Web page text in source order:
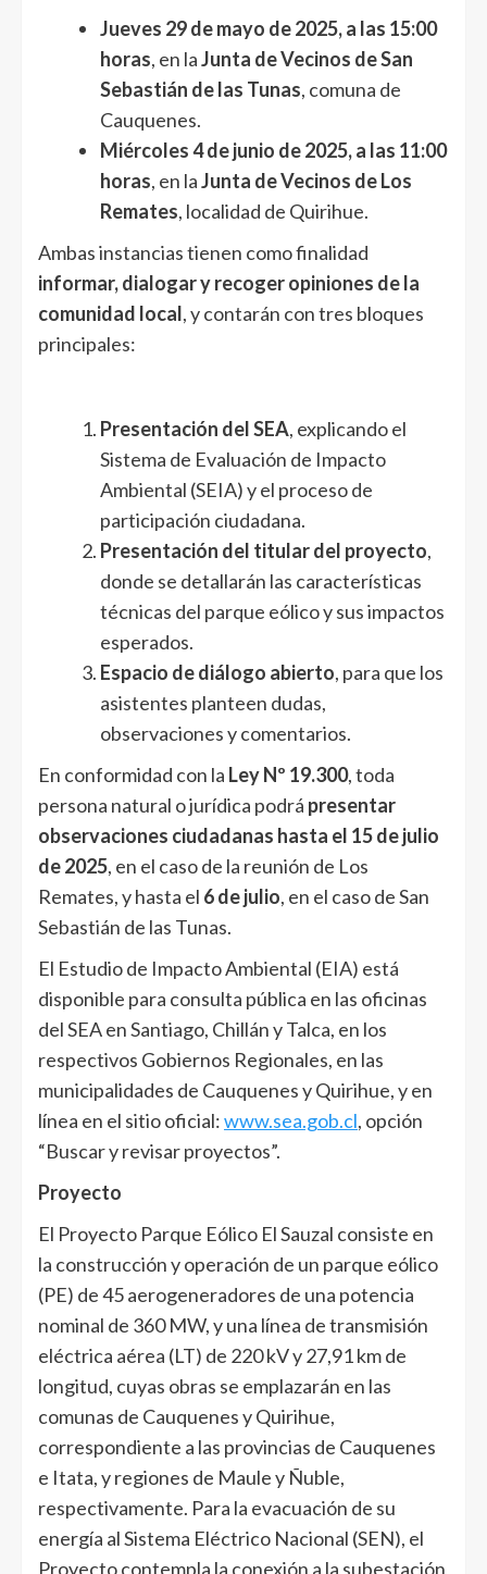
Jueves 29 de mayo de 2025, a las 15:00
horas, en laJunta de Vecinos de San
Sebastián de las Tunas, comuna de
Cauquenes.
Miércoles 4 de junio de 2025, a las 11:00
horas, en laJunta de Vecinos de Los
Remates, localidad de Quirihue.
Ambas instancias tienen como finalidad
informar, dialogar y recoger opiniones de la
comunidad local, y contarán con tres bloques
principales:
Presentación del SEA, explicando el
Sistema de Evaluación de Impacto
Ambiental (SEIA) y el proceso de
participación ciudadana.
Presentación del titular del proyecto,
donde se detallarán las características
técnicas del parque eólico y sus impactos
esperados.
Espacio de diálogo abierto, para que los
asistentes planteen dudas,
observaciones y comentarios.
En conformidad con la Ley Nº 19.300, toda
persona natural o jurídica podrá presentar
observaciones ciudadanas hasta el 15 de julio
de 2025, en el caso de la reunión de Los
Remates, y hasta el 6 de julio, en el caso de San
Sebastián de las Tunas.
El Estudio de Impacto Ambiental (EIA) está
disponible para consulta pública en las oficinas
del SEA en Santiago, Chillán y Talca, en los
respectivos Gobiernos Regionales, en las
municipalidades de Cauquenes y Quirihue, y en
línea en el sitio oficial:www.sea.gob.cl, opción
“Buscar y revisar proyectos”.
Proyecto
El Proyecto Parque Eólico El Sauzal consiste en
la construcción y operación de un parque eólico
(PE) de 45 aerogeneradores de una potencia
nominal de 360 MW, y una línea de transmisión
eléctrica aérea (LT) de 220 kV y 27,91 km de
longitud, cuyas obras se emplazarán en las
comunas de Cauquenes y Quirihue,
correspondiente a las provincias de Cauquenes
e Itata, y regiones de Maule y Ñuble,
respectivamente. Para la evacuación de su
energía al Sistema Eléctrico Nacional (SEN), el
Proyecto contempla la conexión a la subestación